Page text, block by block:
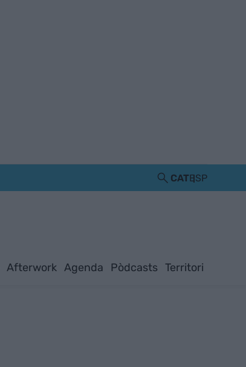
CATESP
Afterwork Agenda Pòdcasts Territori